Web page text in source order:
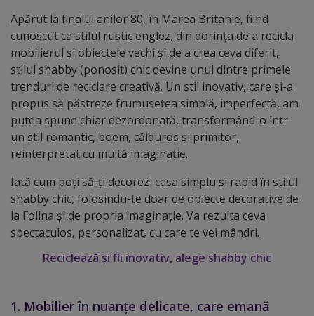
Apărut la finalul anilor 80, în Marea Britanie, fiind
cunoscut ca stilul rustic englez, din dorința de a recicla
mobilierul și obiectele vechi și de a crea ceva diferit,
stilul shabby (ponosit) chic devine unul dintre primele
trenduri de reciclare creativă. Un stil inovativ, care și-a
propus să păstreze frumusețea simplă, imperfectă, am
putea spune chiar dezordonată, transformând-o într-
un stil romantic, boem, călduros și primitor,
reinterpretat cu multă imaginație.
Iată cum poți să-ți decorezi casa simplu și rapid în stilul
shabby chic, folosindu-te doar de obiecte decorative de
la Folina și de propria imaginație. Va rezulta ceva
spectaculos, personalizat, cu care te vei mândri.
Reciclează și fii inovativ, alege shabby chic
1. Mobilier în nuanțe delicate, care emană